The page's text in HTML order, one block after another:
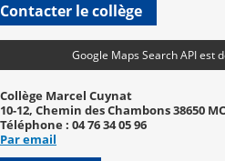
Contacter le collège
Google Maps Search API est
Collège Marcel Cuynat
10-12, Chemin des Chambons 38650
Téléphone : 04 76 34 05 96
Par email